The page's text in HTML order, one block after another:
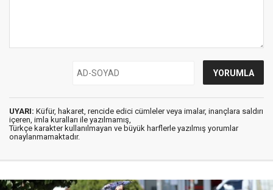
UYARI: Küfür, hakaret, rencide edici cümleler veya imalar, inançlara saldırı
içeren, imla kuralları ile yazılmamış,
Türkçe karakter kullanılmayan ve büyük harflerle yazılmış yorumlar
onaylanmamaktadır.